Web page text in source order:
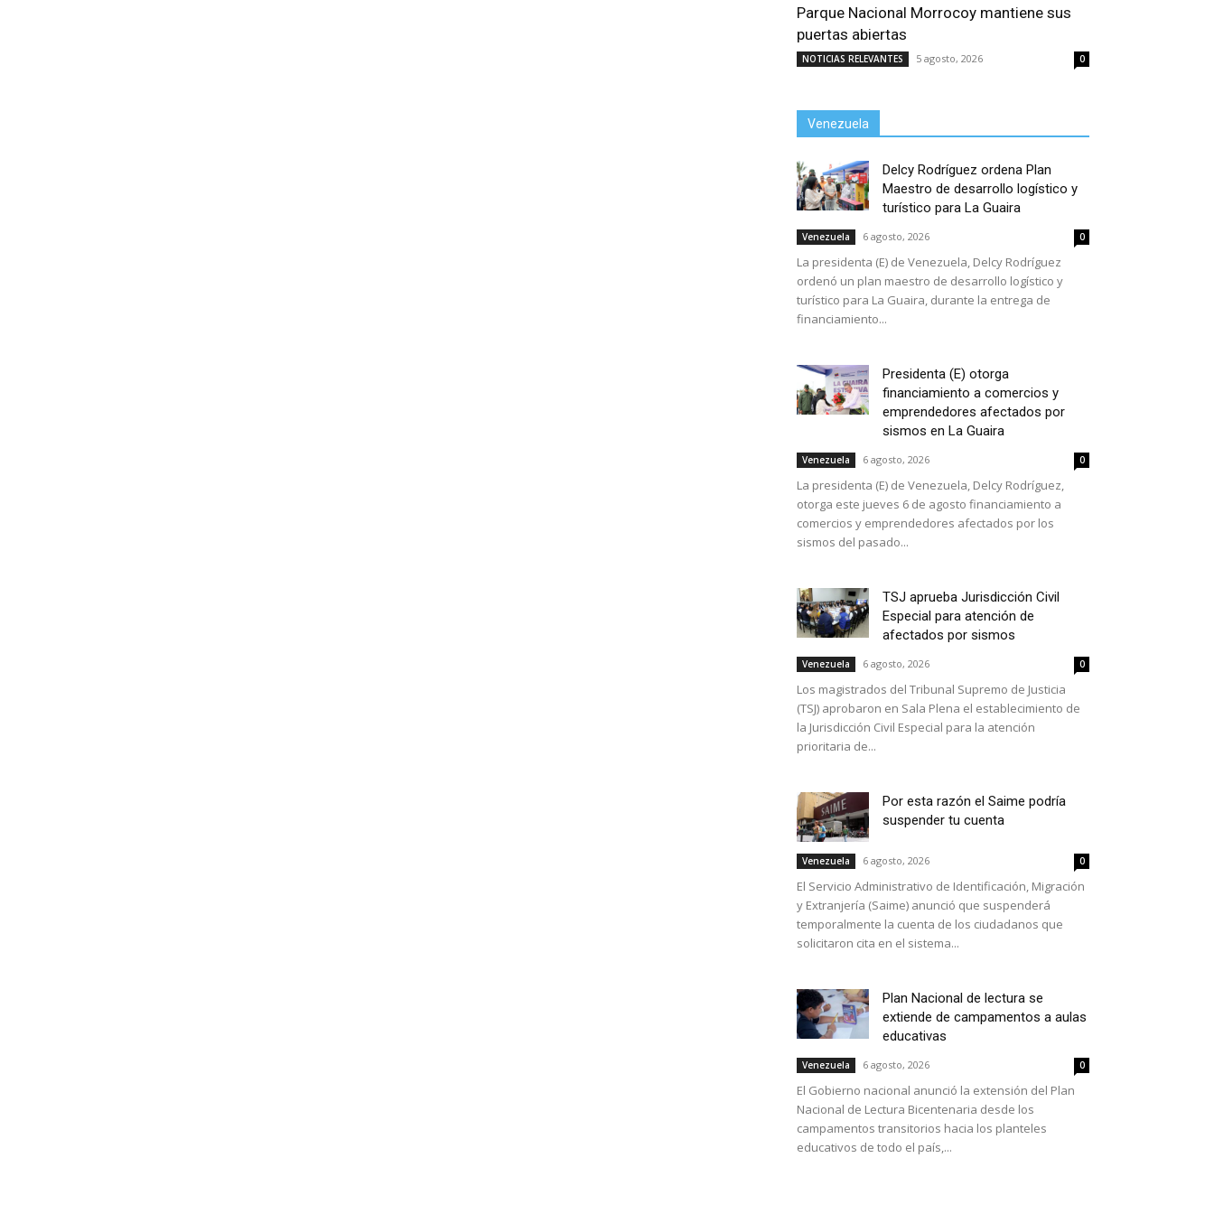
Parque Nacional Morrocoy mantiene sus
puertas abiertas
NOTICIAS RELEVANTES 5 agosto, 2026 0
Venezuela
Delcy Rodríguez ordena Plan
Maestro de desarrollo logístico y
turístico para La Guaira
Venezuela 6 agosto, 2026 0
La presidenta (E) de Venezuela, Delcy Rodríguez
ordenó un plan maestro de desarrollo logístico y
turístico para La Guaira, durante la entrega de
financiamiento...
Presidenta (E) otorga
financiamiento a comercios y
emprendedores afectados por
sismos en La Guaira
Venezuela 6 agosto, 2026 0
La presidenta (E) de Venezuela, Delcy Rodríguez,
otorga este jueves 6 de agosto financiamiento a
comercios y emprendedores afectados por los
sismos del pasado...
TSJ aprueba Jurisdicción Civil
Especial para atención de
afectados por sismos
Venezuela 6 agosto, 2026 0
Los magistrados del Tribunal Supremo de Justicia
(TSJ) aprobaron en Sala Plena el establecimiento de
la Jurisdicción Civil Especial para la atención
prioritaria de...
Por esta razón el Saime podría
suspender tu cuenta
Venezuela 6 agosto, 2026 0
El Servicio Administrativo de Identificación, Migración
y Extranjería (Saime) anunció que suspenderá
temporalmente la cuenta de los ciudadanos que
solicitaron cita en el sistema...
Plan Nacional de lectura se
extiende de campamentos a aulas
educativas
Venezuela 6 agosto, 2026 0
El Gobierno nacional anunció la extensión del Plan
Nacional de Lectura Bicentenaria desde los
campamentos transitorios hacia los planteles
educativos de todo el país,...